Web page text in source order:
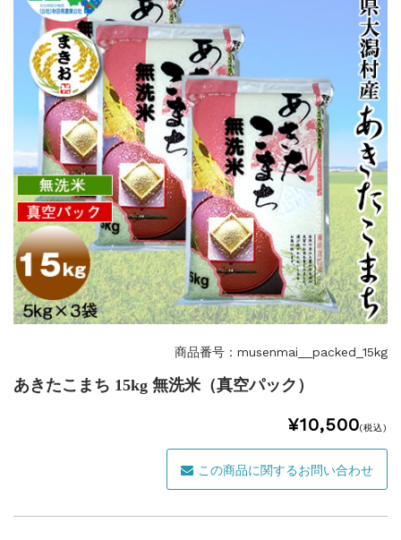
商品番号：musenmai__packed_15kg
あきたこまち 15kg 無洗米（真空パック）
¥10,500(税込)
この商品に関するお問い合わせ